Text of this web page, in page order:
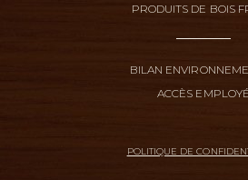
PRODUITS DE BOIS
BILAN
ACCÈS EMPLOYÉ
POLITIQUE DE